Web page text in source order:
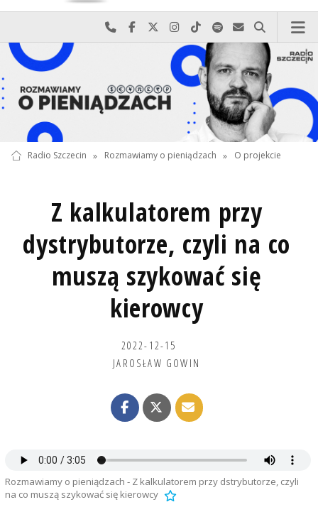
Najlepiej po prostu do nas zadzwoń
Odwiedź nas na Facebook-u
Odwiedź nas na X
Odwiedź nas na Instagram-ie
Odwiedź nas na TikTok-u
Szukaj nas na Spotify
Wyślij do nas
Szukaj
Radio Szczecin » Rozmawiamy o pieniądzach » O projekcie
Z kalkulatorem przy
dystrybutorze, czyli na co
muszą szykować się
kierowcy
2022-12-15
JAROSŁAW GOWIN
Rozmawiamy o pieniądzach - Z kalkulatorem przy dstrybutorze, czyli
na co muszą szykować się kierowcy